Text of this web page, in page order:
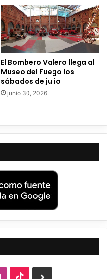
El Bombero Valero llega al
Museo del Fuego los
sábados de julio
junio 30, 2026
I